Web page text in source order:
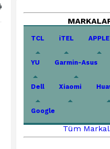
TCL iTEL APPLE
YU Garmin-Asus
Dell Xiaomi
Google
Tüm